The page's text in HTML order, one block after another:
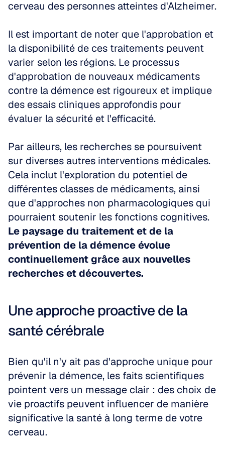
cerveau des personnes atteintes d'Alzheimer.
Il est important de noter que l'approbation et
la disponibilité de ces traitements peuvent
varier selon les régions. Le processus
d'approbation de nouveaux médicaments
contre la démence est rigoureux et implique
des essais cliniques approfondis pour
évaluer la sécurité et l'efficacité.
Par ailleurs, les recherches se poursuivent
sur diverses autres interventions médicales.
Cela inclut l'exploration du potentiel de
différentes classes de médicaments, ainsi
que d'approches non pharmacologiques qui
Le paysage du traitement et de la
prévention de la démence évolue
continuellement grâce aux nouvelles
recherches et découvertes.
Une approche proactive de la
santé cérébrale
Bien qu'il n'y ait pas d'approche unique pour
prévenir la démence, les faits scientifiques
pointent vers un message clair : des choix de
vie proactifs peuvent influencer de manière
significative la santé à long terme de votre
cerveau.